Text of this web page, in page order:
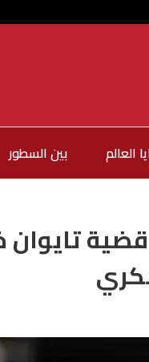
العالم بين السطور
تايوان